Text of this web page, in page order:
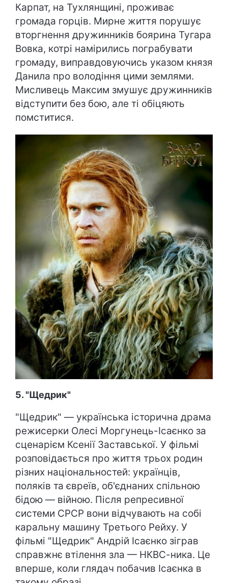
Карпат, на Тухлянщині, проживає
громада горців. Мирне життя порушує
вторгнення дружинників боярина Тугара
Вовка, котрі намірились пограбувати
громаду, виправдовуючись указом князя
Данила про володіння цими землями.
Мисливець Максим змушує дружинників
відступити без бою, але ті обіцяють
помститися.
5. "Щедрик"
"Щедрик" — українська історична драма
режисерки Олесі Моргунець-Ісаєнко за
сценарієм Ксенії Заставської. У фільмі
розповідається про життя трьох родин
різних національностей: українців,
поляків та євреїв, об'єднаних спільною
бідою — війною. Після репресивної
системи СРСР вони відчувають на собі
каральну машину Третього Рейху. У
фільмі "Щедрик" Андрій Ісаєнко зіграв
справжнє втілення зла — НКВС-ника. Це
вперше, коли глядач побачив Ісаєнка в